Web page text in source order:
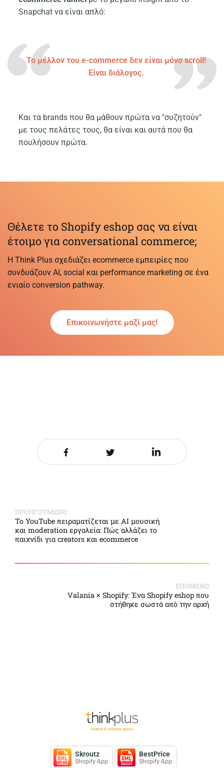
Snapchat να είναι απλό:
Το μέλλον του e-commerce δεν είναι μόνο scroll!
Είναι διάλογος.
Και τα brands που θα μάθουν πρώτα να "συζητούν"
με τους πελάτες τους, θα είναι και αυτά που θα
πουλήσουν πρώτα.
Θέλετε το Shopify eshop σας να είναι
έτοιμο για conversational commerce;
Η Think Plus σχεδιάζει ecommerce εμπειρίες που
συνδυάζουν AI, social και performance marketing σε ένα
ενιαίο conversion pathway.
Επικοινωνήστε μαζί μας!
Share it on FacebookShare it on TwitterShare it on LinkedIn
ΠΡΟΗΓΟΥΜΕΝΟ
Το YouTube πειραματίζεται με AI μουσική
και moderation εργαλεία: Πώς αλλάζει το
παιχνίδι για creators και ecommerce
ΕΠΟΜΕΝΟ
Valania × Shopify: Ένα Shopify eshop που
στήθηκε σωστά από την αρχή
Skroutz
Shopify App
BestPrice
Shopify App